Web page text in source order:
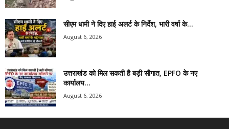
सीएम धामी ने दिए हाई अलर्ट के निर्देश, भारी वर्षा के...
August 6, 2026
उत्तराखंड को मिल सकती है बड़ी सौगात, EPFO के नए
कार्यालय...
August 6, 2026